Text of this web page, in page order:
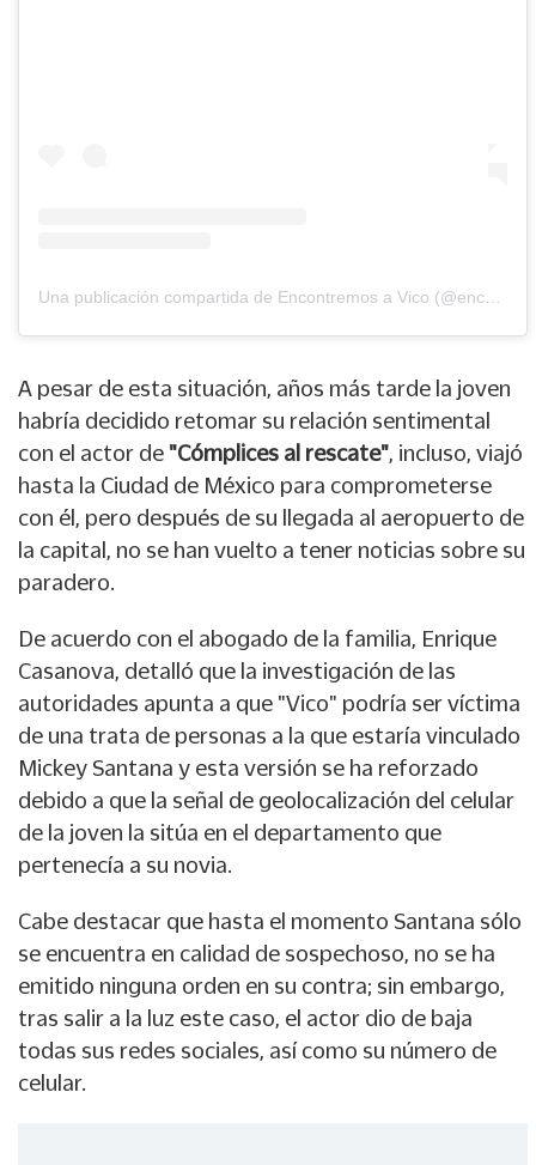
Una publicación compartida de Encontremos a Vico (@encontremos_a_vico)
A pesar de esta situación, años más tarde la joven
habría decidido retomar su relación sentimental
con el actor de "Cómplices al rescate", incluso, viajó
hasta la Ciudad de México para comprometerse
con él, pero después de su llegada al aeropuerto de
la capital, no se han vuelto a tener noticias sobre su
paradero.
De acuerdo con el abogado de la familia, Enrique
Casanova, detalló que la investigación de las
autoridades apunta a que "Vico" podría ser víctima
de una trata de personas a la que estaría vinculado
Mickey Santana y esta versión se ha reforzado
debido a que la señal de geolocalización del celular
de la joven la sitúa en el departamento que
pertenecía a su novia.
Cabe destacar que hasta el momento Santana sólo
se encuentra en calidad de sospechoso, no se ha
emitido ninguna orden en su contra; sin embargo,
tras salir a la luz este caso, el actor dio de baja
todas sus redes sociales, así como su número de
celular.